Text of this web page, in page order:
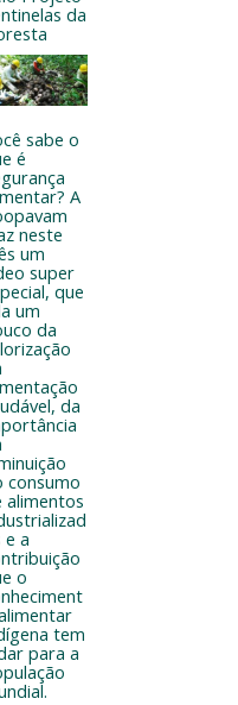
da
sabe o
é
A
neste
um
super
que
um
da
da
consumo
alimentos
e a
o
tem
para a